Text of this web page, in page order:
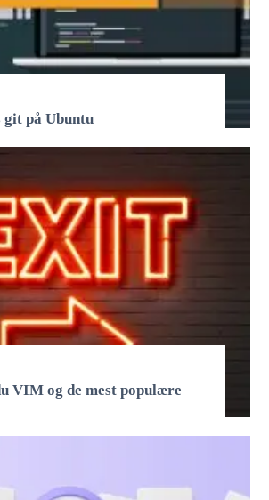
git på Ubuntu
VIM og de mest populære